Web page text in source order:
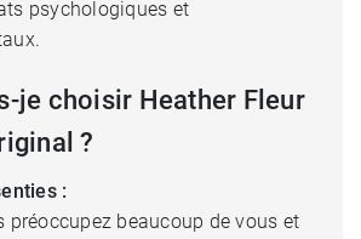
psychologiques et
je choisir Heather Fleur
?
:
préoccupez beaucoup de vous et